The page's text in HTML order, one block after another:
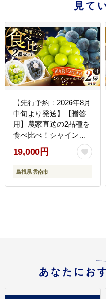
見て
【先行予約：2026年8月
中旬より発送】【贈答
用】農家直送の2品種を
食べ比べ！シャインマ
スカット 1房 ピオーネ 1
房（約950g）秀品・化
粧箱入り 島根県雲南市/
19,000円
島根県 雲南市
あなたにお